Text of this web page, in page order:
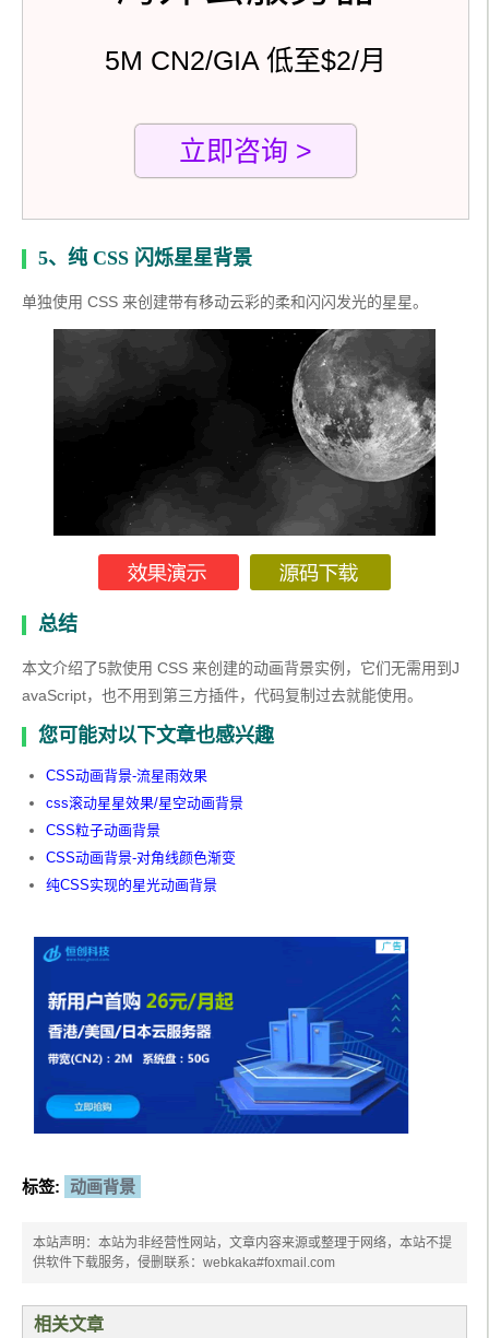
5M CN2/GIA 低至$2/月
立即咨询 >
5、纯 CSS 闪烁星星背景
单独使用 CSS 来创建带有移动云彩的柔和闪闪发光的星星。
总结
本文介绍了5款使用 CSS 来创建的动画背景实例，它们无需用到J
avaScript，也不用到第三方插件，代码复制过去就能使用。
您可能对以下文章也感兴趣
CSS动画背景-流星雨效果
css滚动星星效果/星空动画背景
CSS粒子动画背景
CSS动画背景-对角线颜色渐变
纯CSS实现的星光动画背景
标签: 动画背景
本站声明：本站为非经营性网站，文章内容来源或整理于网络，本站不提
供软件下载服务，侵删联系：webkaka#foxmail.com
相关文章